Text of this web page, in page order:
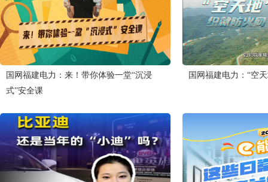
国网福建电力：来！带你体验一堂“沉浸
式”安全课
国网福建电力：“空